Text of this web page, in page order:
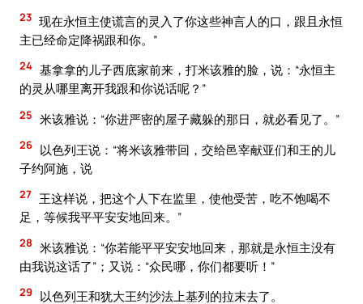
23 现在永恒主使谎言的灵入了你这些神言人的口，跟且永恒
主已经命定降祸跟和你。”
24 基拿拿的儿子西底家前来，打米该雅的脸，说：“永恒主
的灵从哪里离开我跟和你说话呢？”
25 米该雅说：“你进严密的屋子藏躲的那日，就必看见了。”
26 以色列王说：“将米该雅带回，交给邑宰献亚们和王的儿
子约阿施，说
27 王这样说，把这个人下在监里，使他受苦，吃不饱喝不
足，等候我平平安安地回来。”
28 米该雅说：“你若能平平安安地回来，那就是永恒主没有
由我说这话了”；又说：“众民哪，你们都要听！”
29 以色列王和犹大王约沙法上基列的拉末去了。